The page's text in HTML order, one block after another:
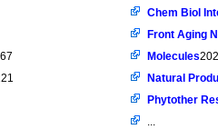
Chem Biol
Front Aging
Molecules
Natural
Phytother
...